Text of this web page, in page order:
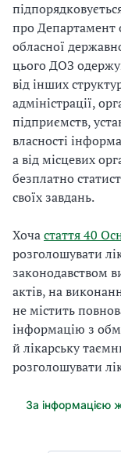
про Департамент
обласної
цього ДОЗ
від інших
адміністрації,
підприємств,
власності
а від місцевих
безплатно
своїх завдань.
Хочастаття 40
розголошувати
законодавством
актів, на
не містить
інформацію з
й лікарську
розголошувати
За інформацією